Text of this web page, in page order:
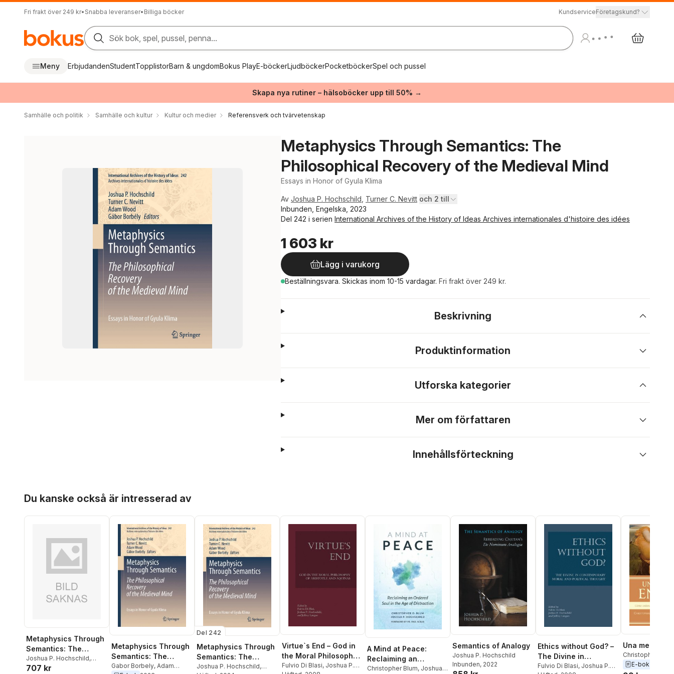
Fri frakt över 249 kr• Snabba leveranser• Billiga böcker KundserviceFöretagskund?
Sök bok, spel, pussel, penna...
Meny ErbjudandenStudentTopplistorBarn & ungdomBokus PlayE-böckerLjudböckerPocketböckerSpel och pussel
Skapa nya rutiner – hälsoböcker upp till 50% →
Samhälle och politik Samhälle och kultur Kultur och medier Referensverk och tvärvetenskap
Metaphysics Through Semantics: The
Philosophical Recovery of the Medieval Mind
Essays in Honor of Gyula Klima
Av Joshua P. Hochschild Turner C. Nevitt och 2 till
Inbunden, Engelska, 2023
Del 242 i serien International Archives of the History of Ideas Archives internationales d'histoire des idées
1 603 kr
Lägg i varukorg
Beställningsvara. Skickas inom 10-15 vardagar. Fri frakt över 249 kr.
Beskrivning
Produktinformation
Utforska kategorier
Mer om författaren
Innehållsförteckning
Du kanske också är intresserad av
Metaphysics Through
Semantics: The
Philosophical
Recovery of the
Joshua P. Hochschild,
Turner C. Nevitt
707 kr
Metaphysics Through
Semantics: The
Philosophical
Gabor Borbely, Adam
Del 242
Metaphysics Through
Semantics: The
Philosophical
Joshua P. Hochschild,
Virtue`s End – God in
the Moral Philosophy
of Aristotle and
Fulvio Di Blasi, Joshua P.
A Mind at Peace:
Reclaiming an
Ordered Soul in the
Christopher Blum, Joshua
Semantics of Analogy
Joshua P. Hochschild
Inbunden, 2022
Ethics without God? –
The Divine in
Contemporary Moral
Fulvio Di Blasi, Joshua P.
Una mente en
Christopher O.
Joshua P.
E-bok